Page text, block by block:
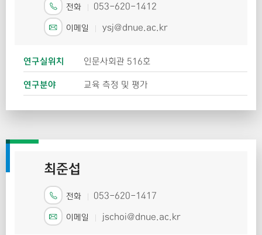
전화
053-620-1412
이메일
ysj@dnue.ac.kr
연구실위치
인문사회관 516호
연구분야
교육 측정 및 평가
최준섭
전화
053-620-1417
이메일
jschoi@dnue.ac.kr